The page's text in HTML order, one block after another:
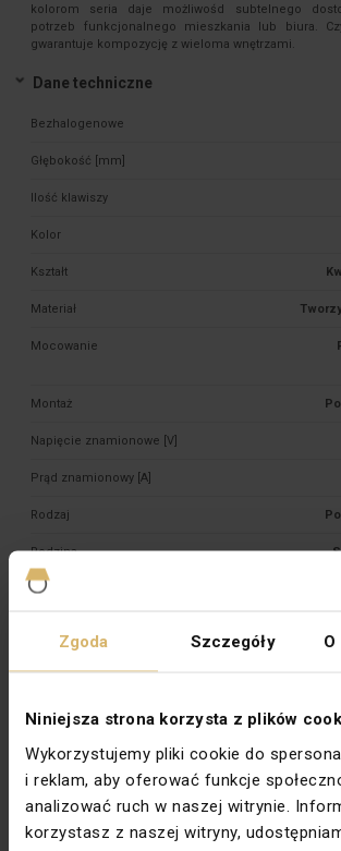
Zgoda Szczegóły
Niniejsza strona korzysta z plików
Wykorzystujemy pliki cookie do
i reklam, aby oferować funkcje
analizować ruch w naszej witrynie.
korzystasz z naszej witryny,
kolorom seria daje możliwośd subtelnego
potrzeb funkcjonalnego mieszkania lub biura.
gwarantuje kompozycję z wieloma wnętrzami.
Dane techniczne
Bezhalogenowe
Głębokość [mm]
Ilość klawiszy
Kolor
Kształt
Materiał
Mocowanie
Montaż
Napięcie znamionowe [V]
Prąd znamionowy [A]
Rodzaj
Rodzina
Stopień ochrony
Wykończenie powierzchni
Podświetlenie